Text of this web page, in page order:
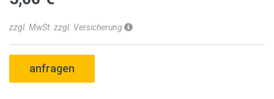
zzgl. MwSt. zzgl. Versicherung
anfragen